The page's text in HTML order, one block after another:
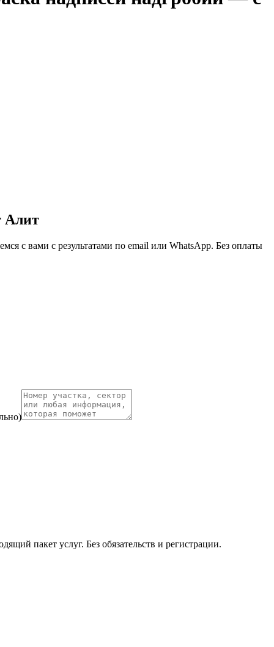
Алит
с вами с результатами по email или WhatsApp. Без оплаты
пакет услуг. Без обязательств и регистрации.